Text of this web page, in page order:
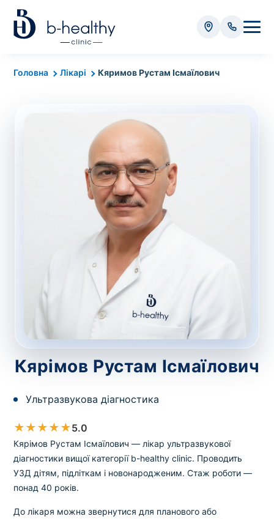
Головна Лікарі Кяримов Рустам Ісмаїлович
Кярімов Рустам Ісмаїлович
Ультразвукова діагностика
★★★★★5.0
Кярімов Рустам Ісмаїлович — лікар ультразвукової
діагностики вищої категорії b-healthy clinic. Проводить
УЗД дітям, підліткам і новонародженим. Стаж роботи —
понад 40 років.
До лікаря можна звернутися для планового або
Аналізи
Вартість забору біоматеріалу (крім крові) - від
Всього: 0
Попередній запис на дослідження не
потрібний. Виняток становлять мазки та
зіскрібки. Взяття біоматеріалу для них
виконує лікар – необхідий
запис до фахівця
Зберегти
Ваше ім'я*
Номер телефону